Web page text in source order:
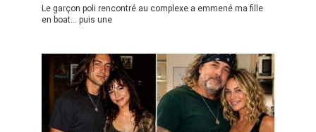
Le garçon poli rencontré au complexe a emmené ma fille
en boat… puis une